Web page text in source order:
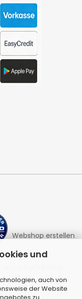
und
auch von
der Website
zu
Webshop erstellen